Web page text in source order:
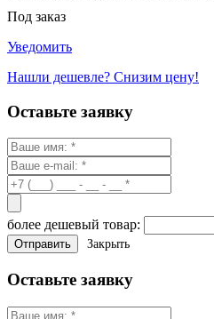
Под заказ
Уведомить
Нашли дешевле? Снизим цену!
Оставьте заявку
более дешевый товар:
Закрыть
Оставьте заявку